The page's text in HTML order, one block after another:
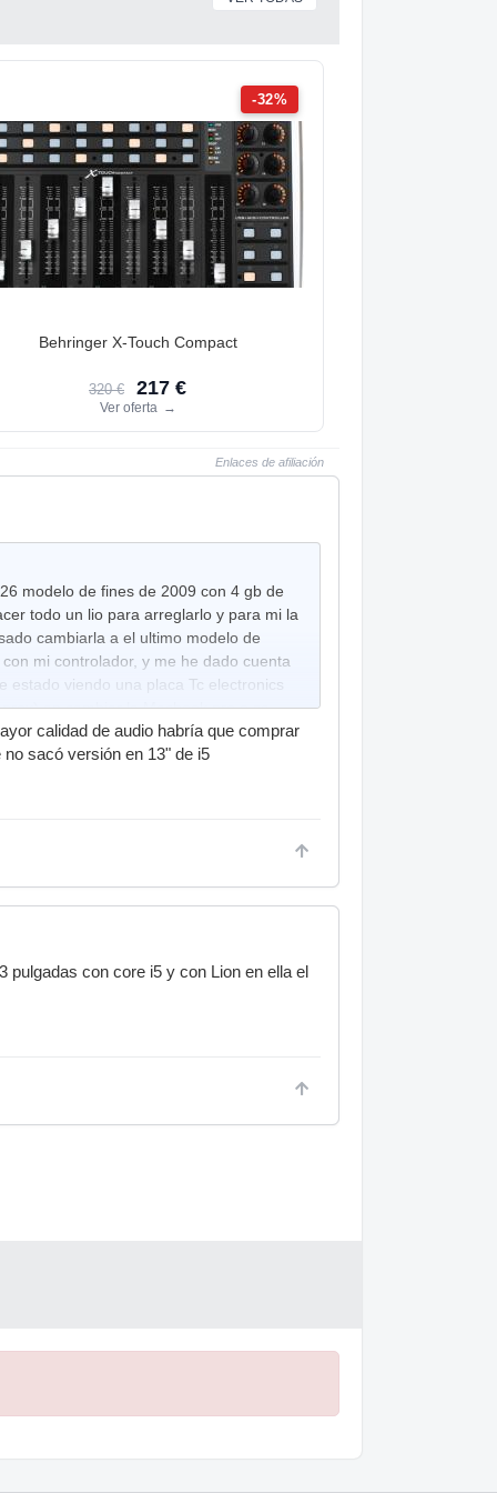
-32%
Behringer X-Touch Compact
320 € 217 €
Ver oferta →
Enlaces de afiliación
modelo de fines de 2009 con 4 gb de
todo un lio para arreglarlo y para mi la
cambiarla a el ultimo modelo de
mi controlador, y me he dado cuenta
viendo una placa Tc electronics
en cambiar la Macbook pro o se
compu? y La placa vale la pena?
calidad de audio habría que comprar
sacó versión en 13" de i5
con core i5 y con Lion en ella el